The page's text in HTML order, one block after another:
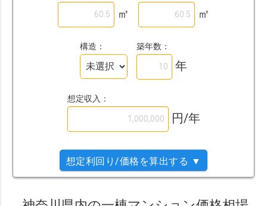
㎡ ㎡
構造： 築年数：
年
想定収入：
円/年
想定利回り/価格を算出する ▼